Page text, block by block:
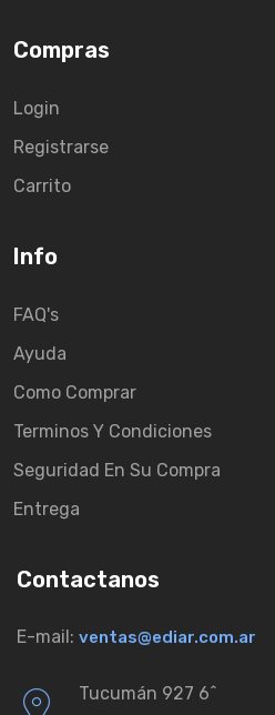
Compras
Login
Registrarse
Carrito
Info
FAQ's
Ayuda
Como Comprar
Terminos Y Condiciones
Seguridad En Su Compra
Entrega
Contactanos
E-mail: ventas@ediar.com.ar
Tucumán 927 6ˆ